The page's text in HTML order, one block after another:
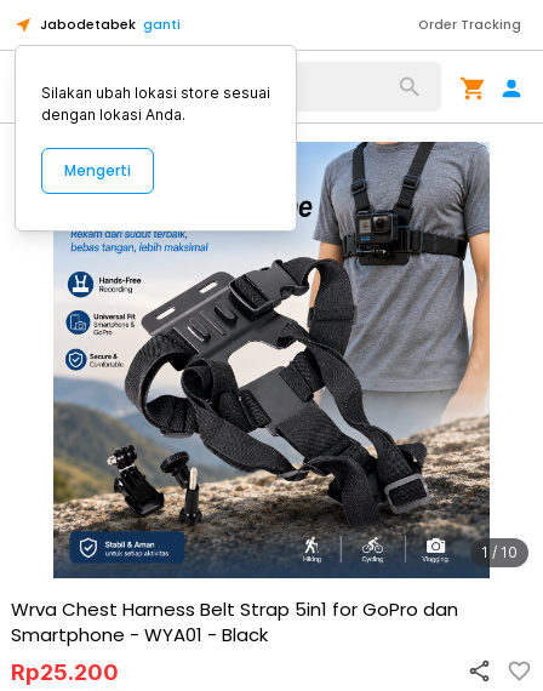
Jabodetabek ganti Order Tracking
Alat Kopi
1 / 10
Wrva Chest Harness Belt Strap 5in1 for GoPro dan
Smartphone - WYA01 - Black
Rp25.200
Silakan ubah lokasi store sesuai
dengan lokasi Anda.
Mengerti